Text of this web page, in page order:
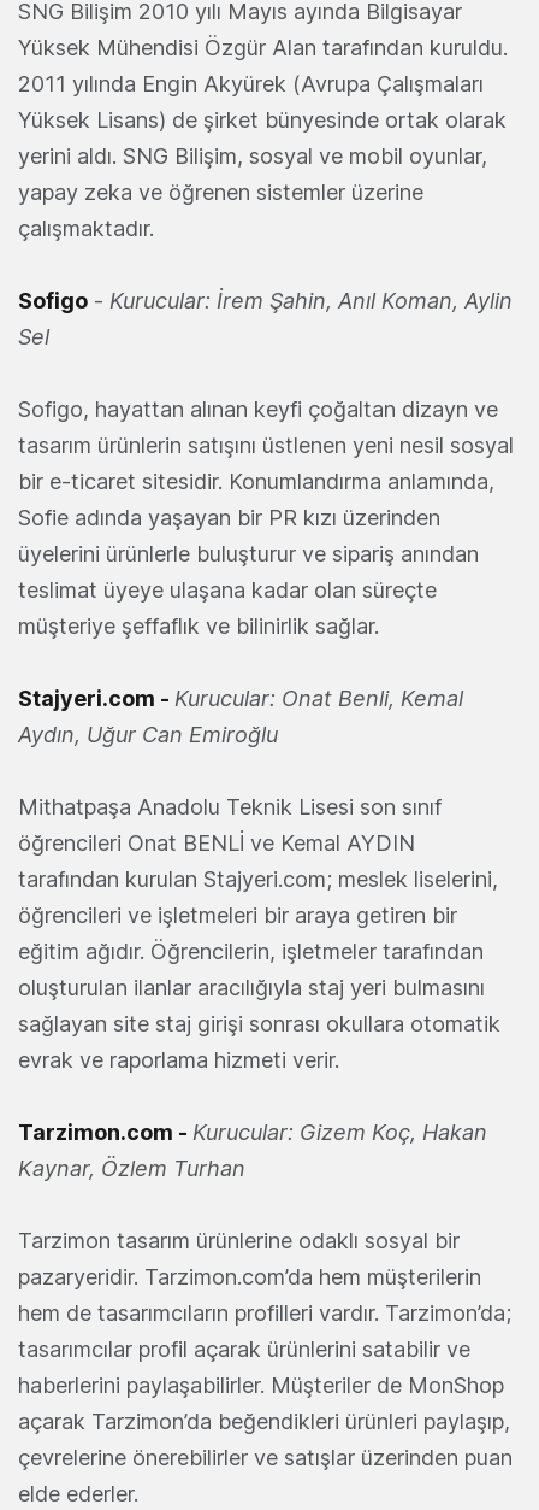
SNG Bilişim 2010 yılı Mayıs ayında Bilgisayar
Yüksek Mühendisi Özgür Alan tarafından kuruldu.
2011 yılında Engin Akyürek (Avrupa Çalışmaları
Yüksek Lisans) de şirket bünyesinde ortak olarak
yerini aldı. SNG Bilişim, sosyal ve mobil oyunlar,
yapay zeka ve öğrenen sistemler üzerine
çalışmaktadır.
Sofigo - Kurucular: İrem Şahin, Anıl Koman, Aylin
Sel
Sofigo, hayattan alınan keyfi çoğaltan dizayn ve
tasarım ürünlerin satışını üstlenen yeni nesil sosyal
bir e-ticaret sitesidir. Konumlandırma anlamında,
Sofie adında yaşayan bir PR kızı üzerinden
üyelerini ürünlerle buluşturur ve sipariş anından
teslimat üyeye ulaşana kadar olan süreçte
müşteriye şeffaflık ve bilinirlik sağlar.
Stajyeri.com - Kurucular: Onat Benli, Kemal
Aydın, Uğur Can Emiroğlu
Mithatpaşa Anadolu Teknik Lisesi son sınıf
öğrencileri Onat BENLİ ve Kemal AYDIN
tarafından kurulan Stajyeri.com; meslek liselerini,
öğrencileri ve işletmeleri bir araya getiren bir
eğitim ağıdır. Öğrencilerin, işletmeler tarafından
oluşturulan ilanlar aracılığıyla staj yeri bulmasını
sağlayan site staj girişi sonrası okullara otomatik
evrak ve raporlama hizmeti verir.
Tarzimon.com - Kurucular: Gizem Koç, Hakan
Kaynar, Özlem Turhan
Tarzimon tasarım ürünlerine odaklı sosyal bir
pazaryeridir. Tarzimon.com’da hem müşterilerin
hem de tasarımcıların profilleri vardır. Tarzimon’da;
tasarımcılar profil açarak ürünlerini satabilir ve
haberlerini paylaşabilirler. Müşteriler de MonShop
açarak Tarzimon’da beğendikleri ürünleri paylaşıp,
çevrelerine önerebilirler ve satışlar üzerinden puan
elde ederler.